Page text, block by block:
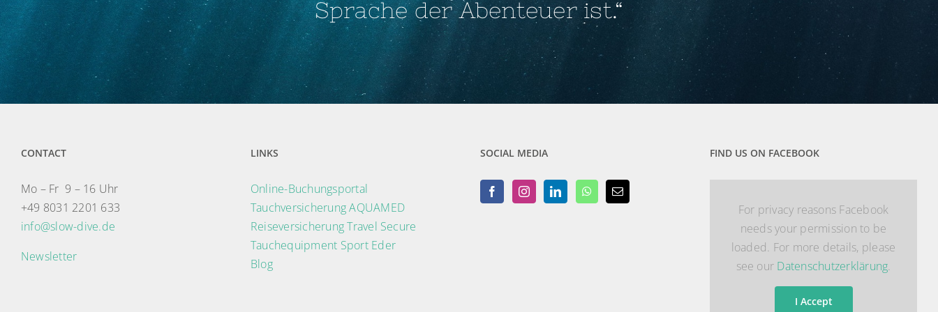
Sprache der Abenteuer ist.“
CONTACT
Mo – Fr 9 – 16 Uhr
+49 8031 2201 633
info@slow-dive.de
Newsletter
LINKS
Online-Buchungsportal
Tauchversicherung AQUAMED
Reiseversicherung Travel Secure
Tauchequipment Sport Eder
Blog
SOCIAL MEDIA FIND US ON FACEBOOK
For privacy reasons Facebook
needs your permission to be
loaded. For more details, please
see our Datenschutzerklärung.
I Accept